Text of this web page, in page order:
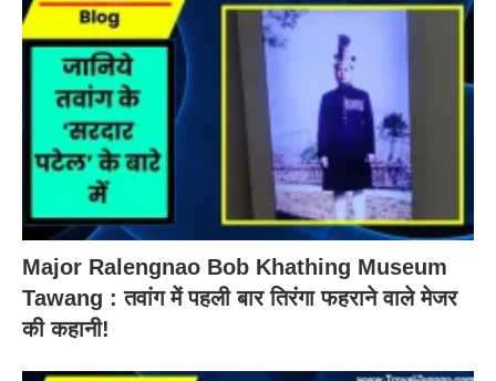
Major Ralengnao Bob Khathing Museum
Tawang : तवांग में पहली बार तिरंगा फहराने वाले मेजर
की कहानी!